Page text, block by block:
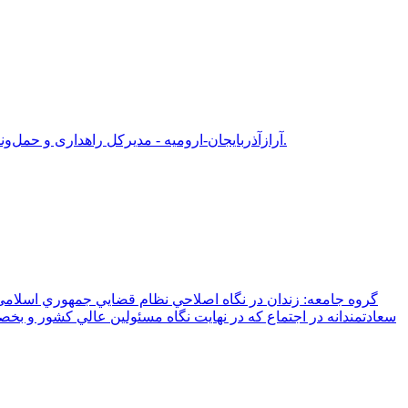
آرازآذربایجان-ارومیه - مدیرکل راهداری و حمل‌ونقل جاده‌ای آذربایجان‌ غربی از تردد ۶۰ هزار و ۷۴۸ دستگاه ناوگان ترانزیتی از پایانه‌های مرزی استان در چهارماهه نخست سال جاری خبر داد.
گروه جامعه: زندان در نگاه اصلاحي نظام قضايي جمهوري
سعادتمندانه در اجتماع که در نهايت نگاه مسئولين عالي کشور و